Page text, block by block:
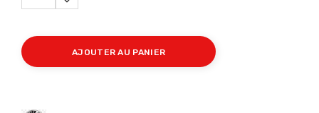
AJOUTER AU PANIER